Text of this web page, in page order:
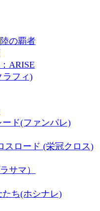
の覇者
ARISE
ラフィ)
ド(ファンパレ)
スロード (栄冠クロス)
サマ）
ち(ホシナレ)